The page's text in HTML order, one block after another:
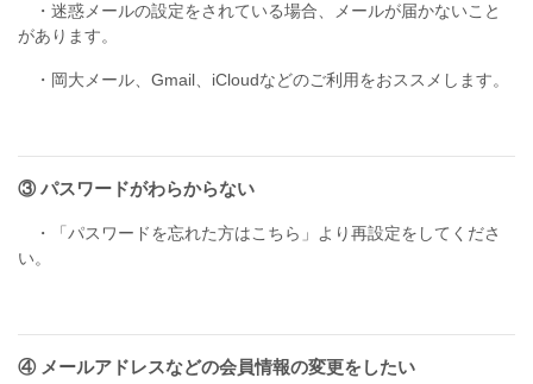
・迷惑メールの設定をされている場合、メールが届かないこと
があります。
・岡大メール、Gmail、iCloudなどのご利用をおススメします。
③ パスワードがわらからない
・「パスワードを忘れた方はこちら」より再設定をしてくださ
い。
④ メールアドレスなどの会員情報の変更をしたい